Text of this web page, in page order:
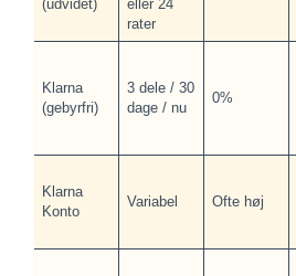
(udvidet)
eller 24
rater
Klarna
(gebyrfri)
3 dele / 30
dage / nu
0%
Klarna
Konto
Variabel Ofte høj